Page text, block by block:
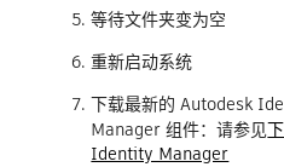
等待文件夹变为空
重新启动系统
下载最新的 Autodesk
Manager 组件：请参见
Identity Manager